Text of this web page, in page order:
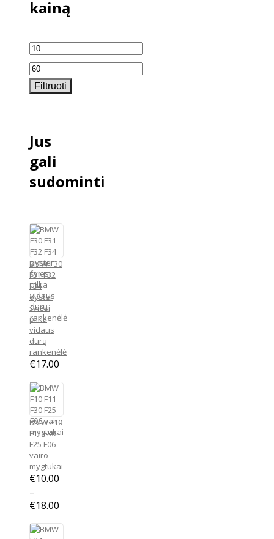
kainą
Min
kaina
Maks
kaina
Filtruoti
Jus
gali
sudominti
BMW F30
F31 F32
F34
oyster
šviesi
pilka
vidaus
durų
rankenėlė
€17.00
BMW F10
F11 F30
F25 F06
vairo
mygtukai
€10.00
–
€18.00